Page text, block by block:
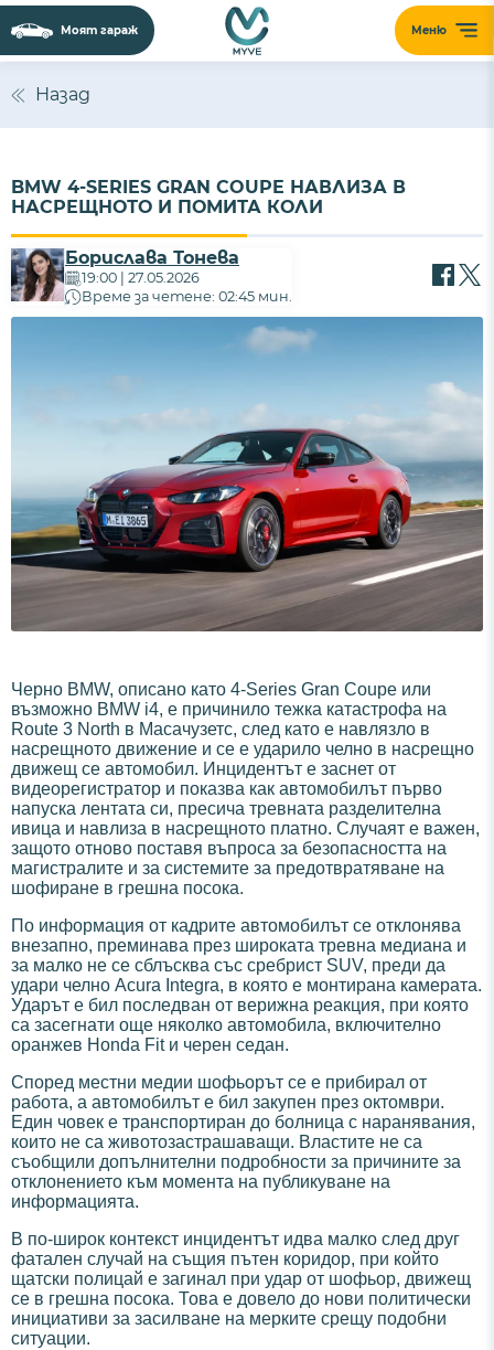
Меню
Моят гараж
Назад
BMW 4-SERIES GRAN COUPE НАВЛИЗА В
НАСРЕЩНОТО И ПОМИТА КОЛИ
Борислава Тонева
19:00 | 27.05.2026
Време за четене: 02:45 мин.
Черно BMW, описано като 4-Series Gran Coupe или
възможно BMW i4, е причинило тежка катастрофа на
Route 3 North в Масачузетс, след като е навлязло в
насрещното движение и се е ударило челно в насрещно
движещ се автомобил. Инцидентът е заснет от
видеорегистратор и показва как автомобилът първо
напуска лентата си, пресича тревната разделителна
ивица и навлиза в насрещното платно. Случаят е важен,
защото отново поставя въпроса за безопасността на
магистралите и за системите за предотвратяване на
шофиране в грешна посока.
По информация от кадрите автомобилът се отклонява
внезапно, преминава през широката тревна медиана и
за малко не се сблъсква със сребрист SUV, преди да
удари челно Acura Integra, в която е монтирана камерата.
Ударът е бил последван от верижна реакция, при която
са засегнати още няколко автомобила, включително
оранжев Honda Fit и черен седан.
Според местни медии шофьорът се е прибирал от
работа, а автомобилът е бил закупен през октомври.
Един човек е транспортиран до болница с наранявания,
които не са животозастрашаващи. Властите не са
съобщили допълнителни подробности за причините за
отклонението към момента на публикуване на
информацията.
В по-широк контекст инцидентът идва малко след друг
фатален случай на същия пътен коридор, при който
щатски полицай е загинал при удар от шофьор, движещ
се в грешна посока. Това е довело до нови политически
инициативи за засилване на мерките срещу подобни
ситуации.